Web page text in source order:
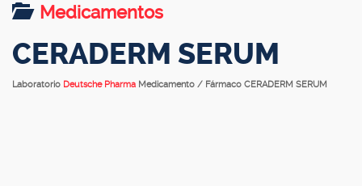
Medicamentos
CERADERM SERUM
Laboratorio Deutsche Pharma Medicamento / Fármaco CERADERM SERUM